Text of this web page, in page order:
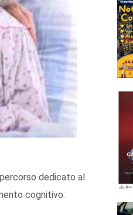
dedicato al
cognitivo.